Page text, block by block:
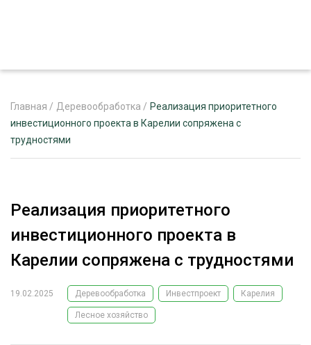
ЖУРНАЛ «ЛЕСНОЙ КОМПЛЕКС»
ЛЕСОЗАГОТОВКА
ЭКСПЕРТНОЕ МНЕНИЕ
Главная / Деревообработка / Реализация приоритетного
инвестиционного проекта в Карелии сопряжена с
трудностями
Реализация приоритетного
инвестиционного проекта в
Карелии сопряжена с трудностями
19.02.2025 Деревообработка Инвестпроект Карелия
Лесное хозяйство